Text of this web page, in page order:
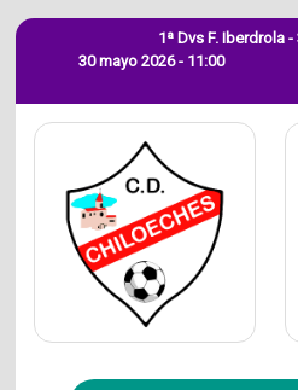
30 mayo 2026 - 11:00
1ª Dvs F. Iberdrola